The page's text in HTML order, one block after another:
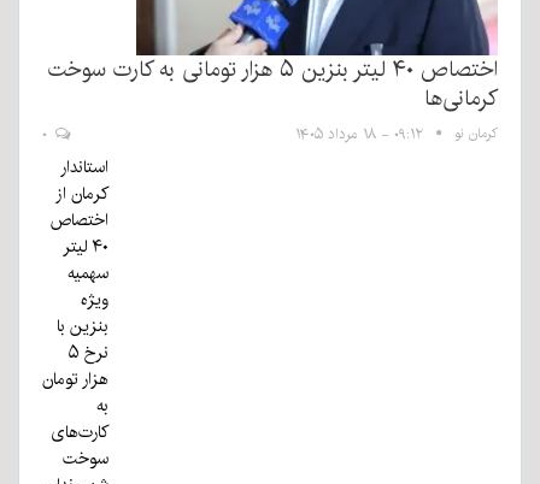
اختصاص ۴۰ لیتر بنزین ۵ هزار تومانی به کارت سوخت
کرمانی‌ها
کرمان نو ۰۹:۱۲ - ۱۸ مرداد ۱۴۰۵
استاندار
کرمان از
اختصاص
۴۰ لیتر
سهمیه
ویژه
بنزین با
نرخ ۵
هزار تومان
به
کارت‌های
سوخت